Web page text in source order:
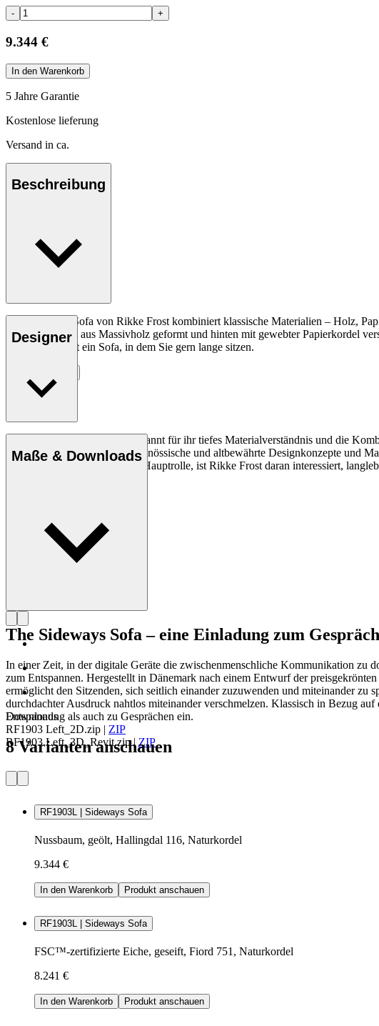
- +
9.344 €
In den Warenkorb
5 Jahre Garantie
Kostenlose lieferung
Versand in ca.
Beschreibung
The Sideways Sofa von Rikke Frost kombiniert klassische Materialien – Holz,
Rückenlehne ist aus Massivholz geformt und hinten mit gewebter Papierkordel
Das Ergebnis ist ein Sofa, in dem Sie gern lange sitzen.
Designer
Rikke Frost (geb. 1973) ist bekannt für ihr tiefes Materialverständnis und die
ihrer Beleuchtung treffen zeitgenössische und altbewährte Designkonzepte und
mit dem Kreis als Form in der Hauptrolle, ist Rikke Frost daran interessiert,
Maße & Downloads
Downloads
RF1903 Left_2D.zip | ZIP
RF1903 Left_3D_Revit.zip| ZIP
The Sideways Sofa – eine Einladung zum Gespräch
In einer Zeit, in der digitale Geräte die zwischenmenschliche Kommunikation zu
zum Entspannen. Hergestellt in Dänemark nach einem Entwurf der
ermöglicht den Sitzenden, sich seitlich einander zuzuwenden und miteinander
durchdachter Ausdruck nahtlos miteinander verschmelzen. Klassisch in Bezug
Entspannung als auch zu Gesprächen ein.
8 Varianten anschauen
RF1903L | Sideways Sofa
Nussbaum, geölt, Hallingdal 116, Naturkordel
9.344 €
In den Warenkorb Produkt anschauen
RF1903L | Sideways Sofa
FSC™-zertifizierte Eiche, geseift, Fiord 751, Naturkordel
8.241 €
In den Warenkorb Produkt anschauen